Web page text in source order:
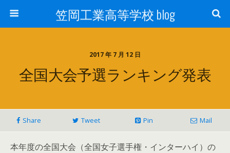
笠岡工業高等学校 blog
2017 年 7 月 12 日
全国大会予選ランキング発表
Share Tweet Pin Mail
本年度の全国大会（全国女子選手権・インターハイ）の